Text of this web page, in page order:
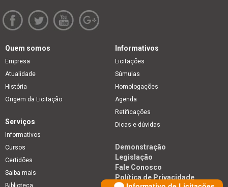
Quem somos
Empresa
Atualidade
História
Origem da Licitação
Informativos
Licitações
Súmulas
Homologações
Agenda
Retificações
Dicas e dúvidas
Serviços
Informativos
Cursos
Certidões
Saiba mais
Biblioteca
Demonstração
Legislação
Fale Conosco
Política de Privacidade